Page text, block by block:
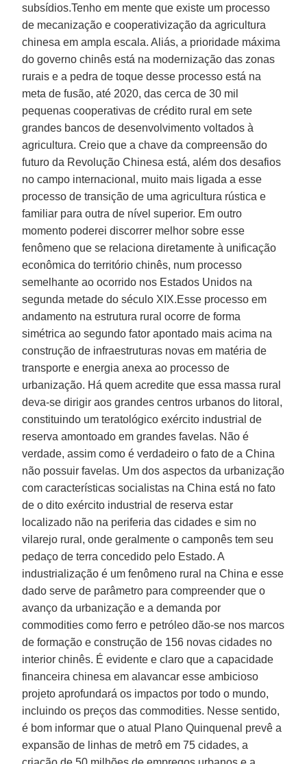
subsídios.Tenho em mente que existe um processo
de mecanização e cooperativização da agricultura
chinesa em ampla escala. Aliás, a prioridade máxima
do governo chinês está na modernização das zonas
rurais e a pedra de toque desse processo está na
meta de fusão, até 2020, das cerca de 30 mil
pequenas cooperativas de crédito rural em sete
grandes bancos de desenvolvimento voltados à
agricultura. Creio que a chave da compreensão do
futuro da Revolução Chinesa está, além dos desafios
no campo internacional, muito mais ligada a esse
processo de transição de uma agricultura rústica e
familiar para outra de nível superior. Em outro
momento poderei discorrer melhor sobre esse
fenômeno que se relaciona diretamente à unificação
econômica do território chinês, num processo
semelhante ao ocorrido nos Estados Unidos na
segunda metade do século XIX.Esse processo em
andamento na estrutura rural ocorre de forma
simétrica ao segundo fator apontado mais acima na
construção de infraestruturas novas em matéria de
transporte e energia anexa ao processo de
urbanização. Há quem acredite que essa massa rural
deva-se dirigir aos grandes centros urbanos do litoral,
constituindo um teratológico exército industrial de
reserva amontoado em grandes favelas. Não é
verdade, assim como é verdadeiro o fato de a China
não possuir favelas. Um dos aspectos da urbanização
com características socialistas na China está no fato
de o dito exército industrial de reserva estar
localizado não na periferia das cidades e sim no
vilarejo rural, onde geralmente o camponês tem seu
pedaço de terra concedido pelo Estado. A
industrialização é um fenômeno rural na China e esse
dado serve de parâmetro para compreender que o
avanço da urbanização e a demanda por
commodities como ferro e petróleo dão-se nos marcos
de formação e construção de 156 novas cidades no
interior chinês. É evidente e claro que a capacidade
financeira chinesa em alavancar esse ambicioso
projeto aprofundará os impactos por todo o mundo,
incluindo os preços das commodities. Nesse sentido,
é bom informar que o atual Plano Quinquenal prevê a
expansão de linhas de metrô em 75 cidades, a